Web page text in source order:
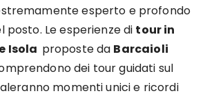
esperto e profondo
posto. Le esperienze di tour in
Isola proposte da Barcaioli
dei tour guidati sul
momenti unici e ricordi